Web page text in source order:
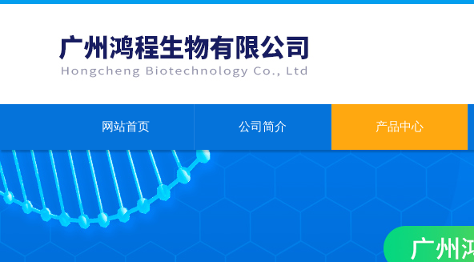
网站首页 公司简介 产品中心